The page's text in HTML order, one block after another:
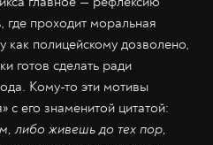
где проходит моральная
как полицейскому дозволено,
готов сделать ради
Кому-то эти мотивы
с его знаменитой цитатой:
либо живешь до тех пор,